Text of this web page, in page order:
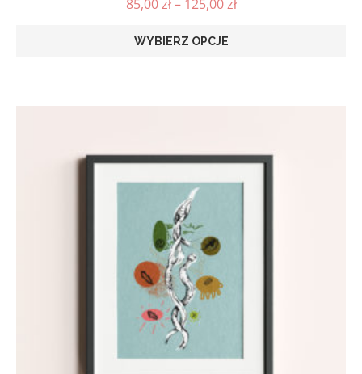
85,00zł– 125,00zł
WYBIERZ OPCJE